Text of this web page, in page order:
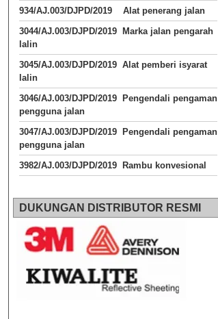
934/AJ.003/DJPD/2019 Alat penerang jalan
3044/AJ.003/DJPD/2019 Marka jalan pengarah
lalin
3045/AJ.003/DJPD/2019 Alat pemberi isyarat
lalin
3046/AJ.003/DJPD/2019 Pengendali pengaman
pengguna jalan
3047/AJ.003/DJPD/2019 Pengendali pengaman
pengguna jalan
3982/AJ.003/DJPD/2019 Rambu konvesional
DUKUNGAN DISTRIBUTOR RESMI